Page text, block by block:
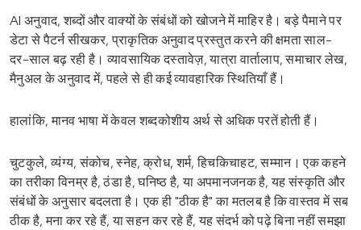
AI अनुवाद, शब्दों और वाक्यों के संबंधों को खोजने में माहिर है। बड़े पैमाने पर
डेटा से पैटर्न सीखकर, प्राकृतिक अनुवाद प्रस्तुत करने की क्षमता साल-
दर-साल बढ़ रही है। व्यावसायिक दस्तावेज़, यात्रा वार्तालाप, समाचार लेख,
मैनुअल के अनुवाद में, पहले से ही कई व्यावहारिक स्थितियाँ हैं।
हालांकि, मानव भाषा में केवल शब्दकोशीय अर्थ से अधिक परतें होती हैं।
चुटकुले, व्यंग्य, संकोच, स्नेह, क्रोध, शर्म, हिचकिचाहट, सम्मान। एक कहने
का तरीका विनम्र है, ठंडा है, घनिष्ठ है, या अपमानजनक है, यह संस्कृति और
संबंधों के अनुसार बदलता है। एक ही "ठीक है" का मतलब है कि वास्तव में सब
ठीक है, मना कर रहे हैं, या सहन कर रहे हैं, यह संदर्भ को पढ़े बिना नहीं समझा